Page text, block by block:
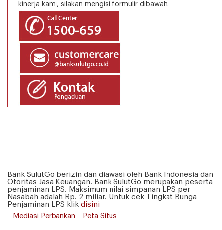
kinerja kami, silakan mengisi formulir dibawah.
Bank SulutGo berizin dan diawasi oleh Bank Indonesia dan
Otoritas Jasa Keuangan. Bank SulutGo merupakan peserta
penjaminan LPS. Maksimum nilai simpanan LPS per
Nasabah adalah Rp. 2 miliar. Untuk cek Tingkat Bunga
Penjaminan LPS klik disini
Mediasi Perbankan
Peta Situs